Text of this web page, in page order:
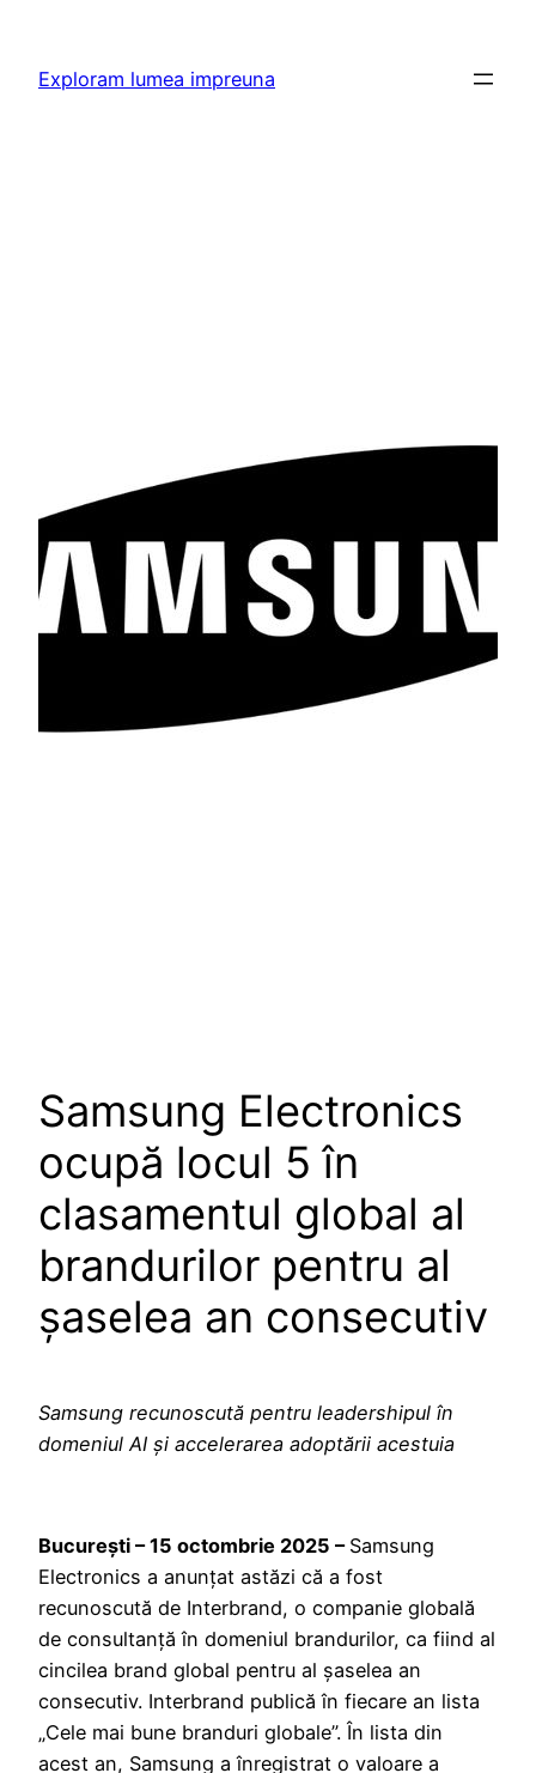
content
Exploram lumea impreuna
Samsung Electronics
ocupă locul 5 în
clasamentul global al
brandurilor pentru al
șaselea an consecutiv
Samsung recunoscută pentru leadershipul în
domeniul AI și accelerarea adoptării acestuia
București – 15 octombrie 2025 – Samsung
Electronics a anunțat astăzi că a fost
recunoscută de Interbrand, o companie globală
de consultanță în domeniul brandurilor, ca fiind al
cincilea brand global pentru al șaselea an
consecutiv. Interbrand publică în fiecare an lista
„Cele mai bune branduri globale”. În lista din
acest an, Samsung a înregistrat o valoare a